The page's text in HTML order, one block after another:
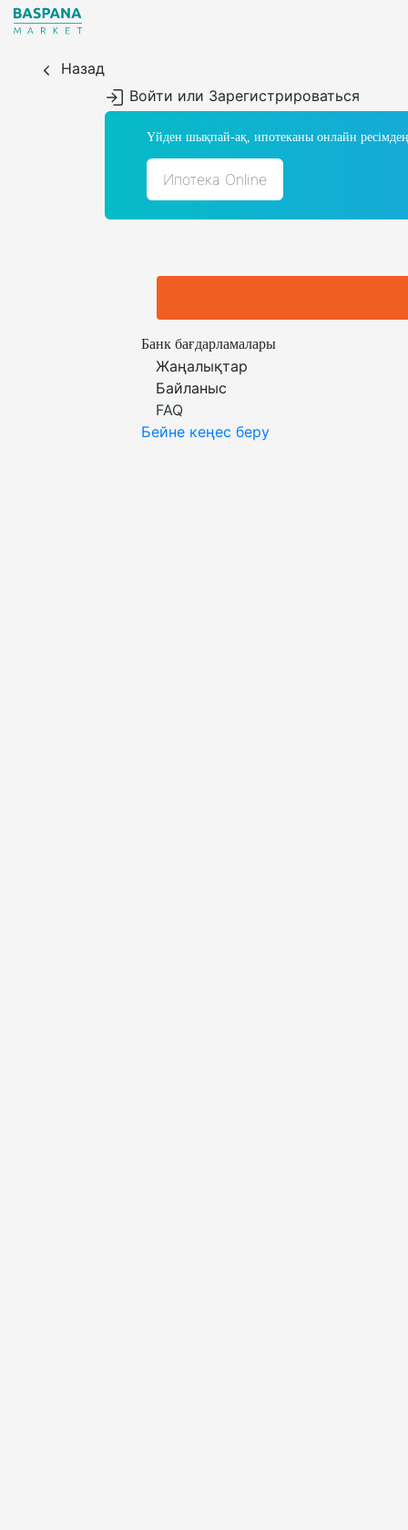
Назад
Войти или Зарегистрироваться
Үйден шықпай-ақ, ипотеканы онлайн
Ипотека Online
Банк бағдарламалары
Жаңалықтар
Байланыс
FAQ
Бейне кеңес беру